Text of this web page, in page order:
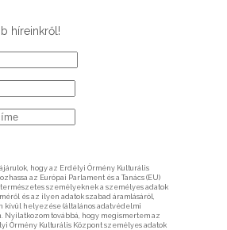
híreinkről!
hogy az Erdélyi Örmény Kulturális
az Európai Parlament és a Tanács (EU)
természetes személyeknek a személyes adatok
és az ilyen adatok szabad áramlásáról,
kívül helyezése (általános adatvédelmi
Nyilatkozom továbbá, hogy megismertem az
Örmény Kulturális Központ személyes adatok